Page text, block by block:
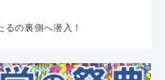
の裏側へ潜入！